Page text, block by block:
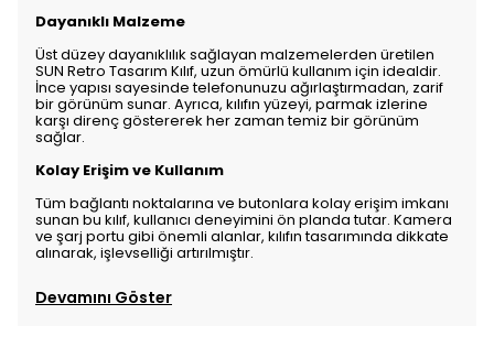
Dayanıklı Malzeme
Üst düzey dayanıklılık sağlayan malzemelerden üretilen
SUN Retro Tasarım Kılıf, uzun ömürlü kullanım için idealdir.
İnce yapısı sayesinde telefonunuzu ağırlaştırmadan, zarif
bir görünüm sunar. Ayrıca, kılıfın yüzeyi, parmak izlerine
karşı direnç göstererek her zaman temiz bir görünüm
sağlar.
Kolay Erişim ve Kullanım
Tüm bağlantı noktalarına ve butonlara kolay erişim imkanı
sunan bu kılıf, kullanıcı deneyimini ön planda tutar. Kamera
ve şarj portu gibi önemli alanlar, kılıfın tasarımında dikkate
alınarak, işlevselliği artırılmıştır.
Devamını Göster